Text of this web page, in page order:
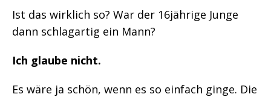
Ist das wirklich so? War der 16jährige Junge
dann schlagartig ein Mann?
Ich glaube nicht.
Es wäre ja schön, wenn es so einfach ginge. Die